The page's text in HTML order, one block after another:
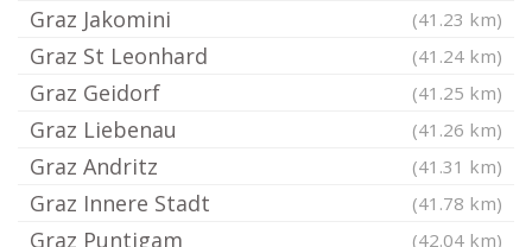
Graz Jakomini (41.23 km)
Graz St Leonhard (41.24 km)
Graz Geidorf (41.25 km)
Graz Liebenau (41.26 km)
Graz Andritz (41.31 km)
Graz Innere Stadt (41.78 km)
Graz Puntigam (42.04 km)